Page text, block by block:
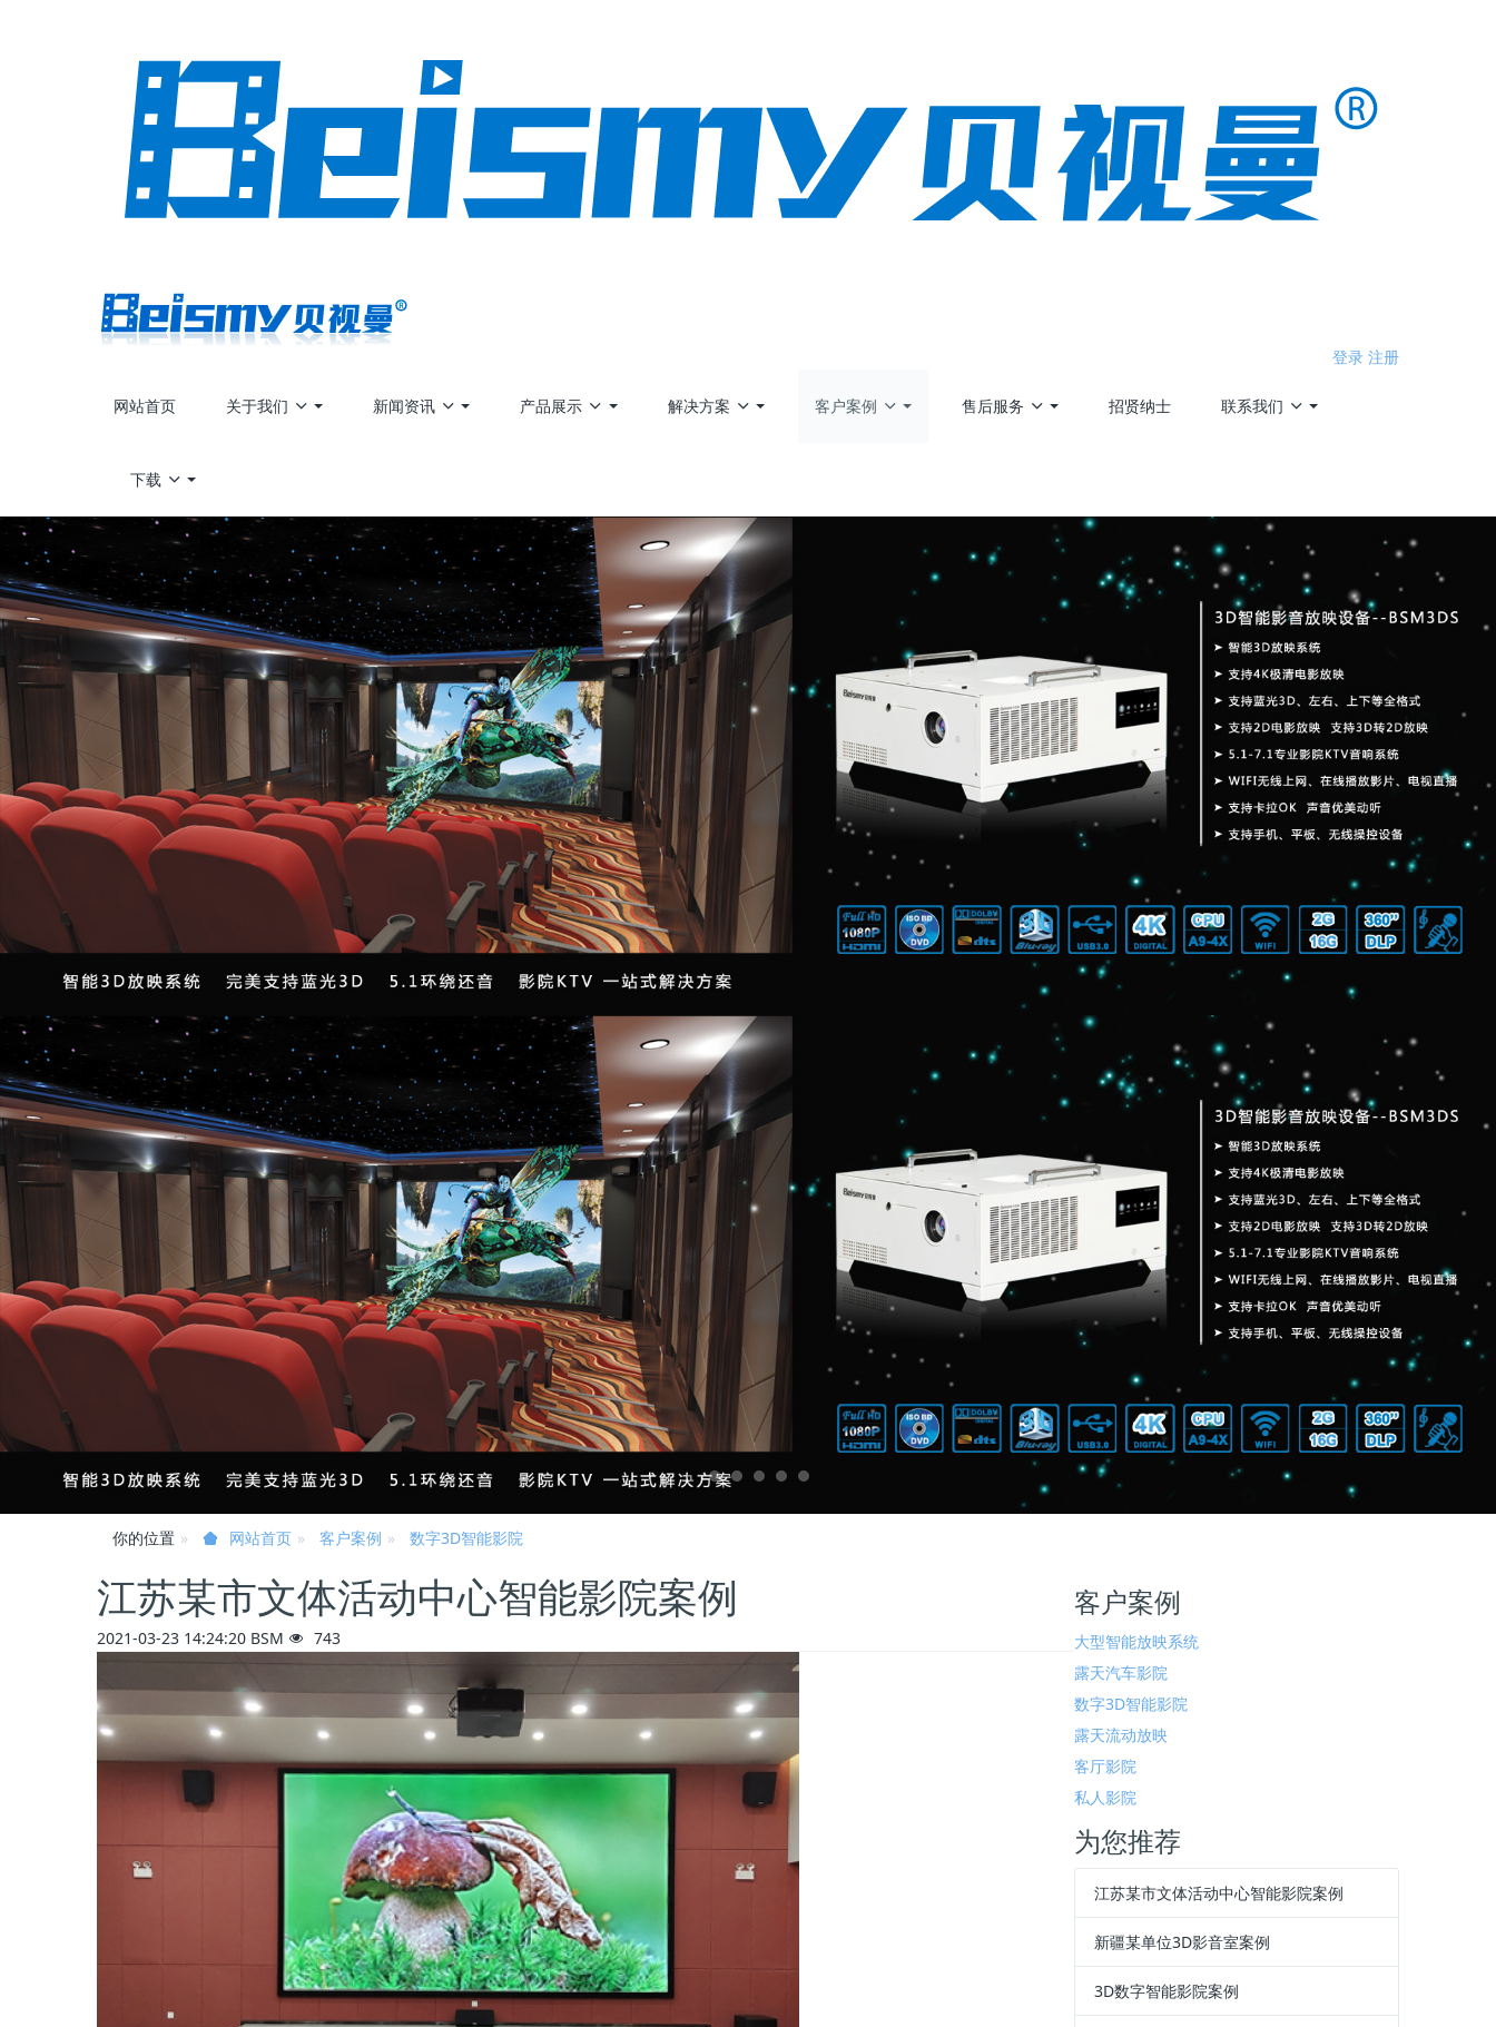
登录 注册
网站首页 关于我们 新闻资讯 产品展示 解决方案 客户案例 售后服务 招贤纳士 联系我们
下载
你的位置 网站首页 客户案例 数字3D智能影院
江苏某市文体活动中心智能影院案例
2021-03-23 14:24:20 BSM 743
客户案例
大型智能放映系统
露天汽车影院
数字3D智能影院
露天流动放映
客厅影院
私人影院
为您推荐
江苏某市文体活动中心智能影院案例
新疆某单位3D影音室案例
3D数字智能影院案例